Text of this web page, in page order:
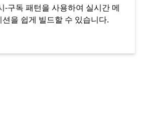
-구독 패턴을 사용하여 실시간 메
을 쉽게 빌드할 수 있습니다.